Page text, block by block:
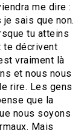
me dire :
sais que non.
tu atteins
te décrivent
vraiment là
et nous nous
rire. Les gens
que la
nous soyons
Mais